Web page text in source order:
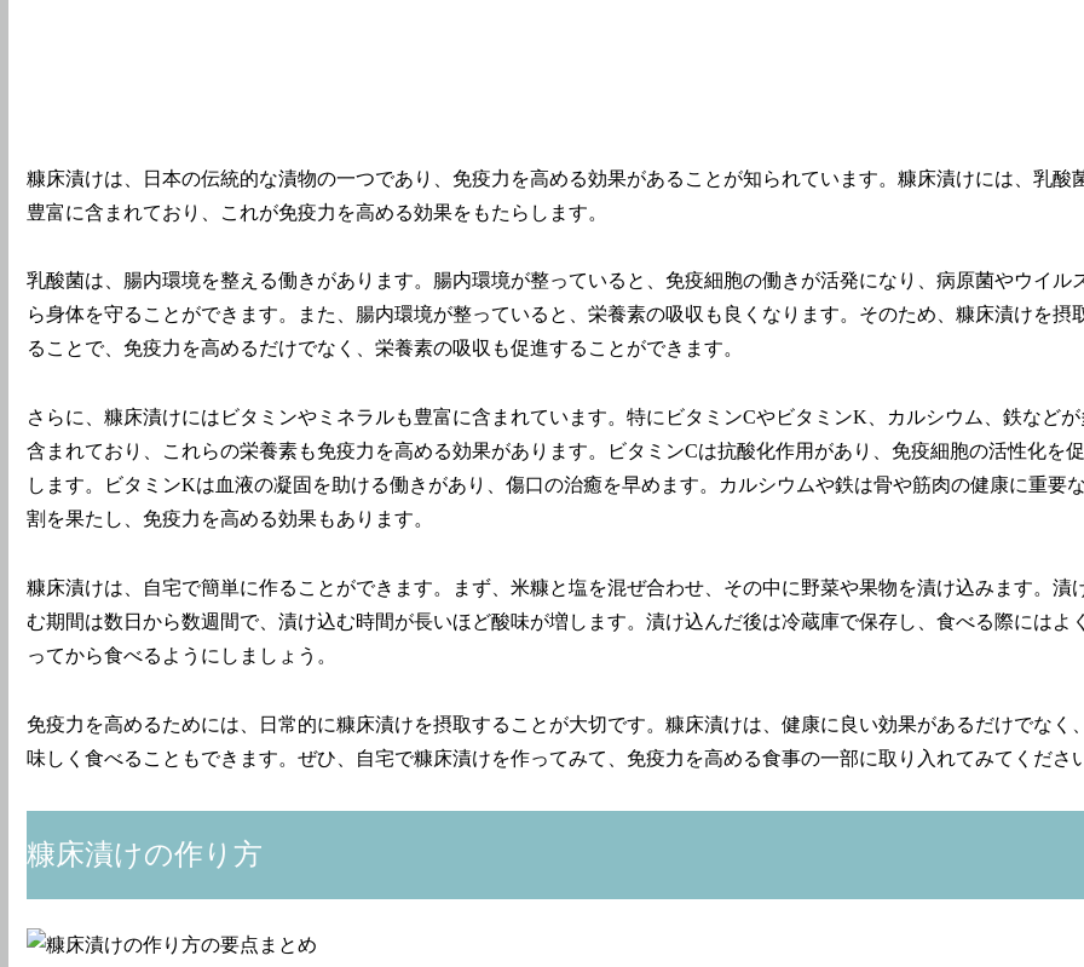
糠床漬けは、日本の伝統的な漬物の一つであり、免疫力を高める効果があることが知られています。糠床漬けには、乳酸
豊富に含まれており、これが免疫力を高める効果をもたらします。
乳酸菌は、腸内環境を整える働きがあります。腸内環境が整っていると、免疫細胞の働きが活発になり、病原菌やウイル
ら身体を守ることができます。また、腸内環境が整っていると、栄養素の吸収も良くなります。そのため、糠床漬けを摂
ることで、免疫力を高めるだけでなく、栄養素の吸収も促進することができます。
さらに、糠床漬けにはビタミンやミネラルも豊富に含まれています。特にビタミンCやビタミンK、カルシウム、鉄などが
含まれており、これらの栄養素も免疫力を高める効果があります。ビタミンCは抗酸化作用があり、免疫細胞の活性化を
します。ビタミンKは血液の凝固を助ける働きがあり、傷口の治癒を早めます。カルシウムや鉄は骨や筋肉の健康に重要
割を果たし、免疫力を高める効果もあります。
糠床漬けは、自宅で簡単に作ることができます。まず、米糠と塩を混ぜ合わせ、その中に野菜や果物を漬け込みます。漬
む期間は数日から数週間で、漬け込む時間が長いほど酸味が増します。漬け込んだ後は冷蔵庫で保存し、食べる際にはよ
ってから食べるようにしましょう。
免疫力を高めるためには、日常的に糠床漬けを摂取することが大切です。糠床漬けは、健康に良い効果があるだけでなく
味しく食べることもできます。ぜひ、自宅で糠床漬けを作ってみて、免疫力を高める食事の一部に取り入れてみてくださ
糠床漬けの作り方